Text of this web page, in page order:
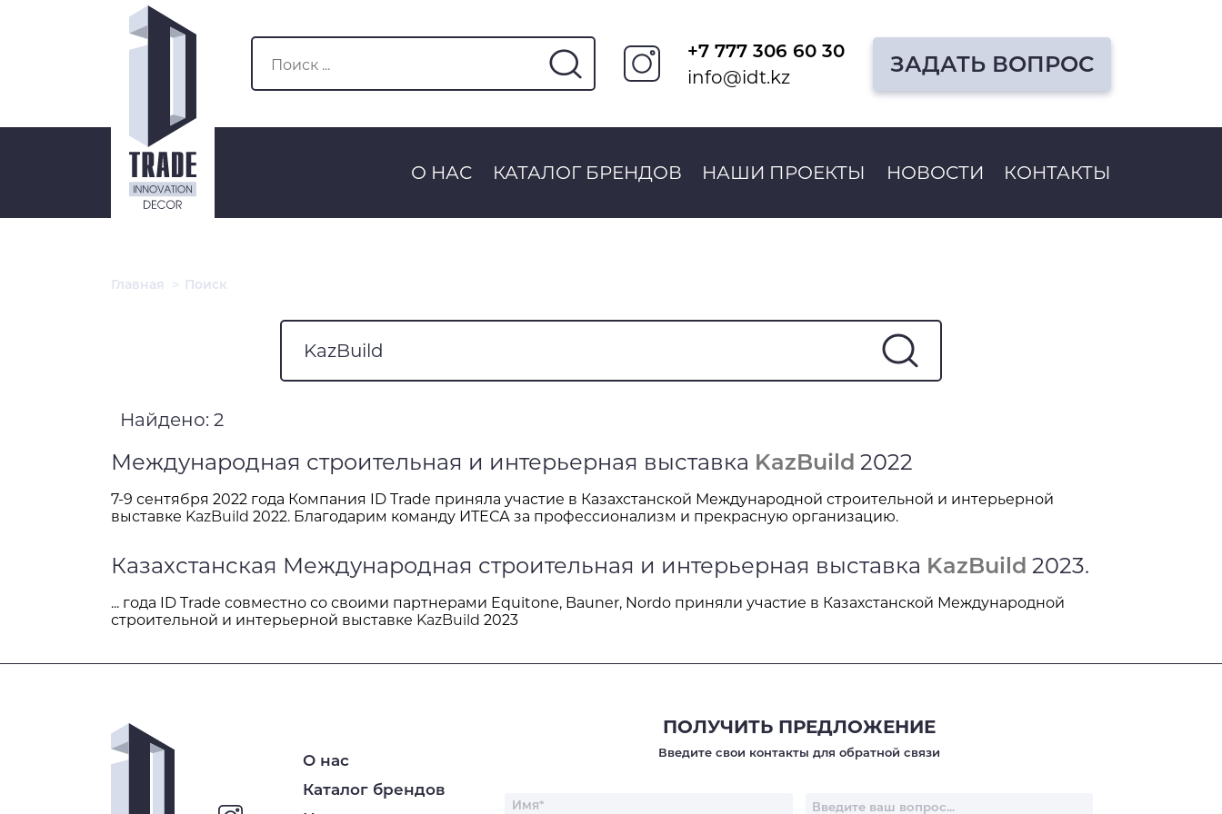
+7 777 306 60 30
info@idt.kz
ЗАДАТЬ ВОПРОС
О НАС КАТАЛОГ БРЕНДОВ НАШИ ПРОЕКТЫ НОВОСТИ КОНТАКТЫ
Главная > Поиск
Найдено: 2
Международная строительная и интерьерная выставка KazBuild 2022
7-9 сентября 2022 года Компания ID Trade приняла участие в Казахстанской Международной строительной и интерьерной
выставке KazBuild 2022. Благодарим команду ИТЕСА за профессионализм и прекрасную организацию.
Казахстанская Международная строительная и интерьерная выставка KazBuild 2023.
... года ID Trade совместно со своими партнерами Equitone, Bauner, Nordo приняли участие в Казахстанской Международной
строительной и интерьерной выставке KazBuild 2023
О нас
Каталог брендов
ПОЛУЧИТЬ ПРЕДЛОЖЕНИЕ
Введите свои контакты для обратной связи
Спасибо
Мы получили ваше сообщение, скоро
мы с Вами свяжемся.